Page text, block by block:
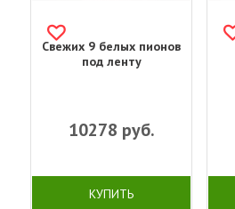
Свежих 9 белых пионов
под ленту
10278 руб.
КУПИТЬ